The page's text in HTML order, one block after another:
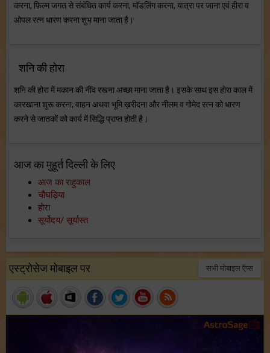
करना, फ़िल्म जगत से संबंधित कार्य करना, मॉडलिंग करना, यात्रा पर जाना एवं हीरा व
ओपल रत्न धारण करना शुभ माना जाता है।
शनि की होरा
शनि की होरा में मकान की नींव रखना अच्छा माना जाता है। इसके साथ इस होरा काल में
कारखाना शुरू करना, वाहन अथवा भूमि ख़रीदना और नीलम व गोमेद रत्न को धारण
करने से जातकों को कार्य में सिद्धि प्राप्त होती है।
आज का मुहूर्त दिल्ली के लिए
आज का राहुकाल
चौघड़िया
होरा
सूर्योदय/ सूर्यास्त
एस्ट्रोसेज मोबाइल पर सभी मोबाइल ऍप्स